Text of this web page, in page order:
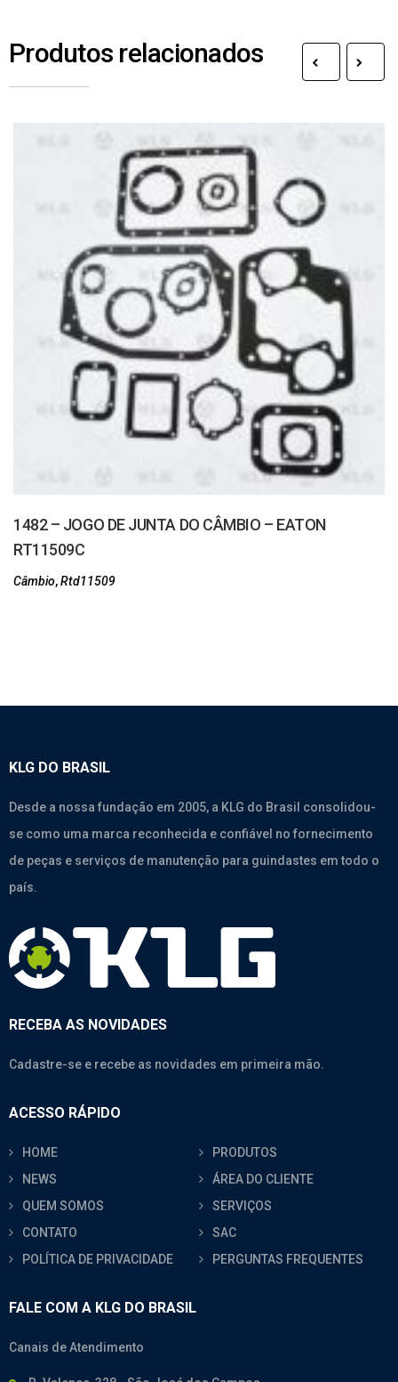
Produtos relacionados
1482 – JOGO DE JUNTA DO CÂMBIO – EATON
RT11509C
Câmbio,Rtd11509
KLG DO BRASIL
Desde a nossa fundação em 2005, a KLG do Brasil consolidou-
se como uma marca reconhecida e confiável no fornecimento
de peças e serviços de manutenção para guindastes em todo o
país.
RECEBA AS NOVIDADES
Cadastre-se e recebe as novidades em primeira mão.
ACESSO RÁPIDO
HOME
PRODUTOS
NEWS
ÁREA DO CLIENTE
QUEM SOMOS
SERVIÇOS
CONTATO
SAC
POLÍTICA DE PRIVACIDADE
PERGUNTAS FREQUENTES
FALE COM A KLG DO BRASIL
Canais de Atendimento